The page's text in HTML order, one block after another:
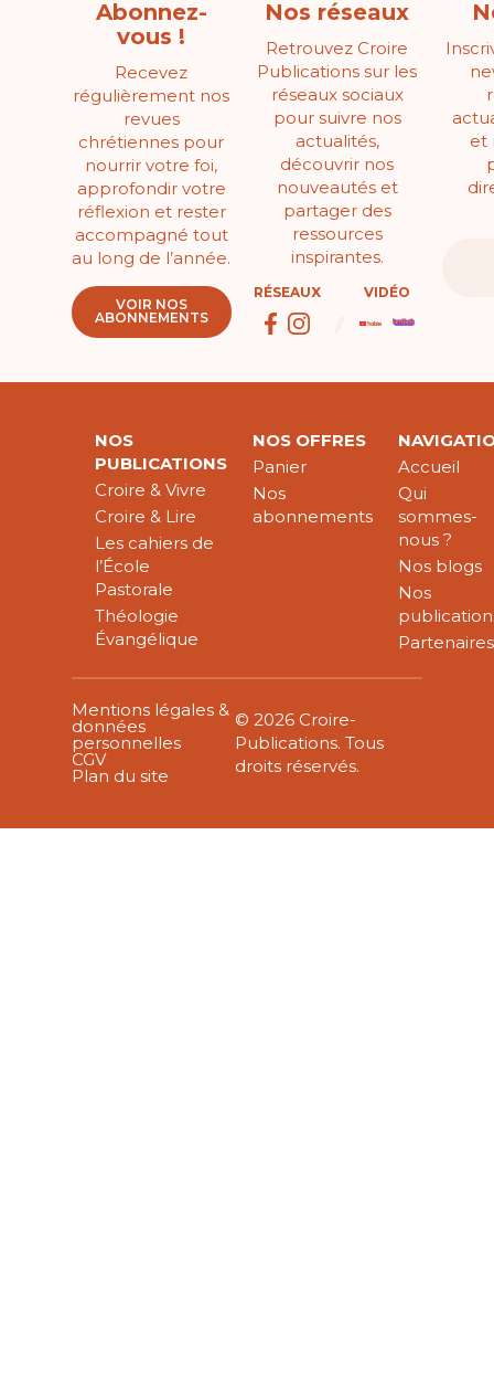
Abonnez-
vous !
Recevez
régulièrement nos
revues
chrétiennes pour
nourrir votre foi,
approfondir votre
réflexion et rester
accompagné tout
au long de l’année.
VOIR NOS
ABONNEMENTS
Nos réseaux
Retrouvez Croire
Publications sur les
réseaux sociaux
pour suivre nos
actualités,
découvrir nos
nouveautés et
partager des
ressources
inspirantes.
RÉSEAUX VIDÉO
et
NOS
PUBLICATIONS
Croire & Vivre
Croire & Lire
Les cahiers de
l’École
Pastorale
Théologie
Évangélique
NOS OFFRES
Panier
Nos
abonnements
Accueil
Qui
sommes-
nous ?
Nos blogs
Nos
Partenaires
Mentions légales &
données
personnelles
CGV
Plan du site
© 2026 Croire-
Publications. Tous
droits réservés.